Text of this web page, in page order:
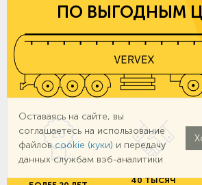
ПО ВЫГОДНЫМ
40 ТЫСЯЧ
Оставаясь на сайте, вы
соглашаетесь на использование
файловcookie (куки) и передачу
данных службам вэб-аналитики